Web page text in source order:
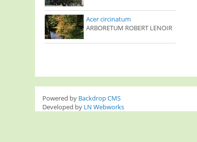
Acer circinatum
ARBORETUM ROBERT LENOIR
Powered by Backdrop CMS
Developed by LN Webworks